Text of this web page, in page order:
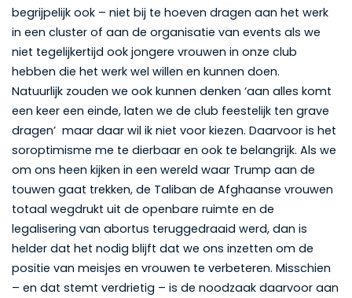
begrijpelijk ook – niet bij te hoeven dragen aan het werk
in een cluster of aan de organisatie van events als we
niet tegelijkertijd ook jongere vrouwen in onze club
hebben die het werk wel willen en kunnen doen.
Natuurlijk zouden we ook kunnen denken ‘aan alles komt
een keer een einde, laten we de club feestelijk ten grave
dragen’ maar daar wil ik niet voor kiezen. Daarvoor is het
soroptimisme me te dierbaar en ook te belangrijk. Als we
om ons heen kijken in een wereld waar Trump aan de
touwen gaat trekken, de Taliban de Afghaanse vrouwen
totaal wegdrukt uit de openbare ruimte en de
legalisering van abortus teruggedraaid werd, dan is
helder dat het nodig blijft dat we ons inzetten om de
positie van meisjes en vrouwen te verbeteren. Misschien
– en dat stemt verdrietig – is de noodzaak daarvoor aan